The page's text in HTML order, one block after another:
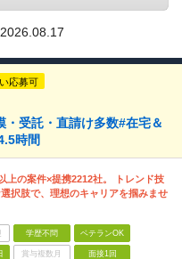
2026.08.17
応募可
受託・直請け多数#在宅＆
時間
上の案件×提携2212社。 トレンド技
択肢で、理想のキャリアを掴みませ
学歴不問 ベテランOK
賞与複数月 面接1回